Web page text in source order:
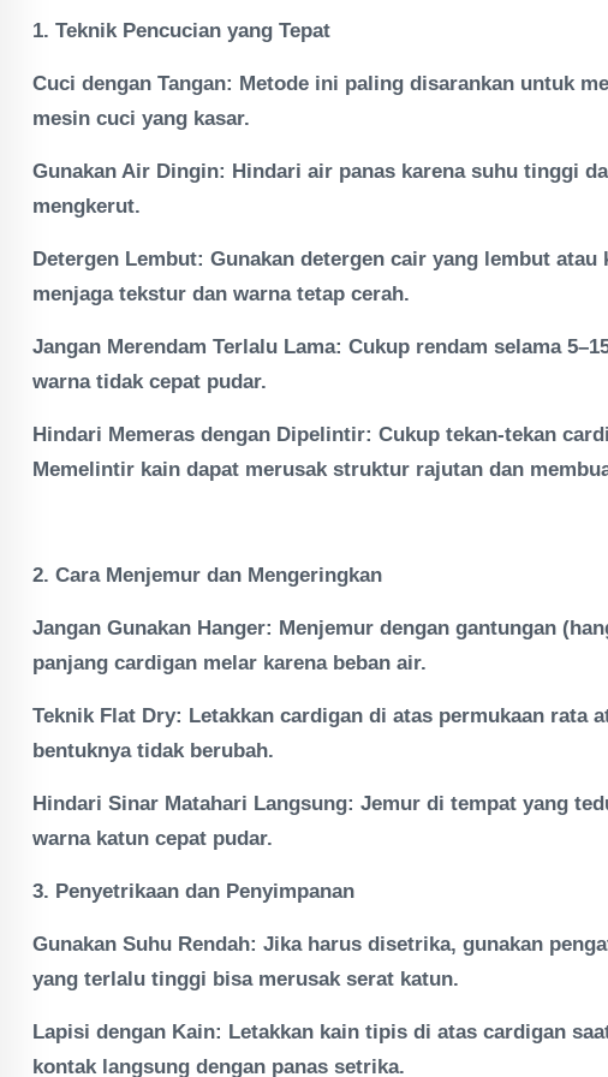
1. Teknik Pencucian yang Tepat
Cuci dengan Tangan: Metode ini paling disarankan untuk
mesin cuci yang kasar.
Gunakan Air Dingin: Hindari air panas karena suhu tinggi
mengkerut.
Detergen Lembut: Gunakan detergen cair yang lembut
menjaga tekstur dan warna tetap cerah.
Jangan Merendam Terlalu Lama: Cukup rendam selama
warna tidak cepat pudar.
Hindari Memeras dengan Dipelintir: Cukup tekan-tekan
Memelintir kain dapat merusak struktur rajutan dan
2. Cara Menjemur dan Mengeringkan
Jangan Gunakan Hanger: Menjemur dengan gantungan
panjang cardigan melar karena beban air.
Teknik Flat Dry: Letakkan cardigan di atas permukaan rata
bentuknya tidak berubah.
Hindari Sinar Matahari Langsung: Jemur di tempat yang
warna katun cepat pudar.
3. Penyetrikaan dan Penyimpanan
Gunakan Suhu Rendah: Jika harus disetrika, gunakan
yang terlalu tinggi bisa merusak serat katun.
Lapisi dengan Kain: Letakkan kain tipis di atas cardigan
kontak langsung dengan panas setrika.